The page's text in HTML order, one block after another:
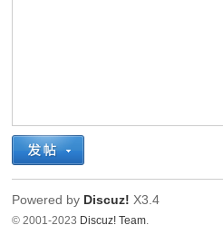
Powered by Discuz! X3.4
© 2001-2023 Discuz! Team